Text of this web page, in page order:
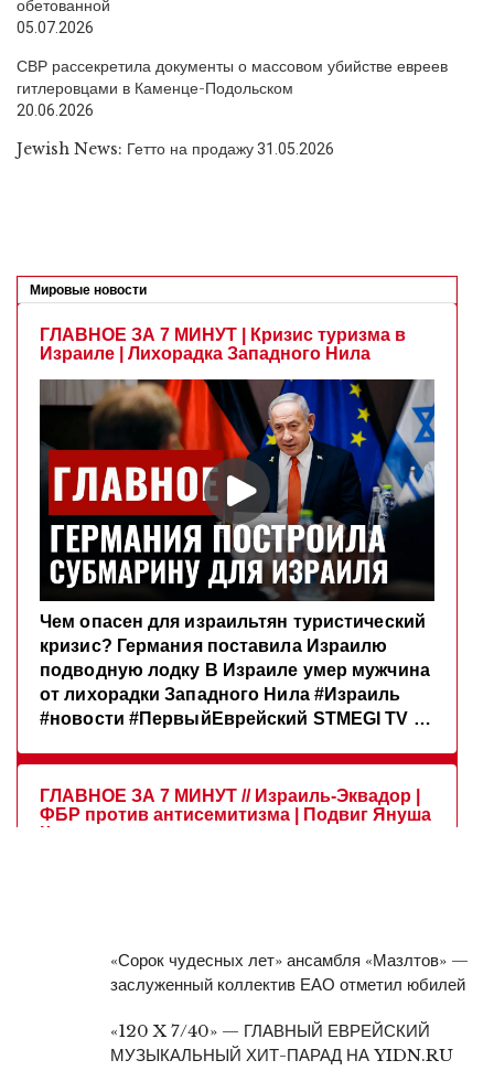
обетованной
05.07.2026
СВР рассекретила документы о массовом убийстве евреев
гитлеровцами в Каменце-Подольском
20.06.2026
Jewish News: Гетто на продажу31.05.2026
«Сорок чудесных лет» ансамбля «Мазлтов» —
заслуженный коллектив ЕАО отметил юбилей
«120 X 7/40» — ГЛАВНЫЙ ЕВРЕЙСКИЙ
МУЗЫКАЛЬНЫЙ ХИТ-ПАРАД НА YIDN.RU